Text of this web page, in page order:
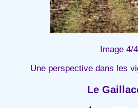
Image 4/4
Une perspective dans les
Le